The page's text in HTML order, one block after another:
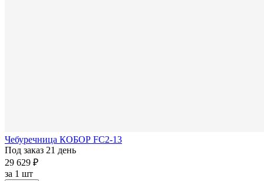
Чебуречница КОБОР FC2-13
Под заказ 21 день
29 629 ₽
за 1 шт